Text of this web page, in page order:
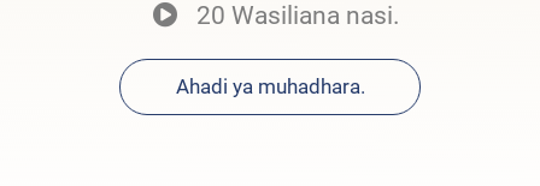
20 Wasiliana nasi.
Ahadi ya muhadhara.